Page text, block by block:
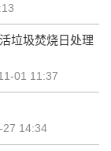
垃圾焚烧日处理
01 11:37
27 14:34